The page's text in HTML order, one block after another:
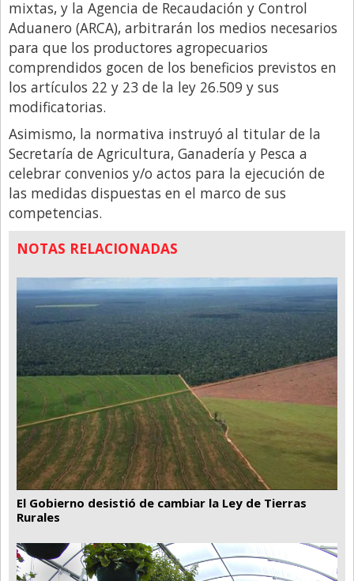
mixtas, y la Agencia de Recaudación y Control
Aduanero (ARCA), arbitrarán los medios necesarios
para que los productores agropecuarios
comprendidos gocen de los beneficios previstos en
los artículos 22 y 23 de la ley 26.509 y sus
modificatorias.
Asimismo, la normativa instruyó al titular de la
Secretaría de Agricultura, Ganadería y Pesca a
celebrar convenios y/o actos para la ejecución de
las medidas dispuestas en el marco de sus
competencias.
NOTAS RELACIONADAS
El Gobierno desistió de cambiar la Ley de Tierras
Rurales